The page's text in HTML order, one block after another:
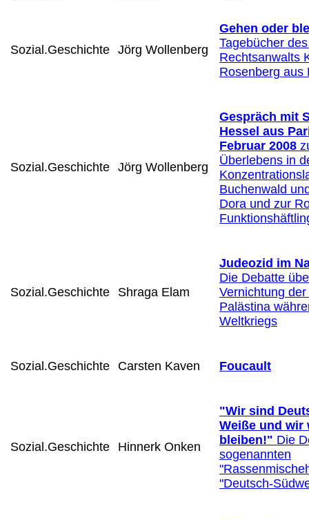
Sozial.Geschichte Jörg Wollenberg
Gehen oder
Tagebücher
Rechtsanwalts
Rosenberg aus
Sozial.Geschichte Jörg Wollenberg
Gespräch mit
Hessel aus
Februar 2008
Überlebens in
Buchenwald
Dora und zur
Sozial.Geschichte Shraga Elam
Judeozid im
Die Debatte
Vernichtung
Palästina
Weltkriegs
Sozial.Geschichte Carsten Kaven Foucault
Sozial.Geschichte Hinnerk Onken
"Wir sind
Weiße und wir
bleiben!" Die
sogenannten
"Deutsch-